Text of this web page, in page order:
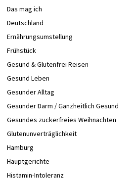
Das mag ich
Deutschland
Ernährungsumstellung
Frühstück
Gesund & Glutenfrei Reisen
Gesund Leben
Gesunder Alltag
Gesunder Darm / Ganzheitlich Gesund
Gesundes zuckerfreies Weihnachten
Glutenunverträglichkeit
Hamburg
Hauptgerichte
Histamin-Intoleranz